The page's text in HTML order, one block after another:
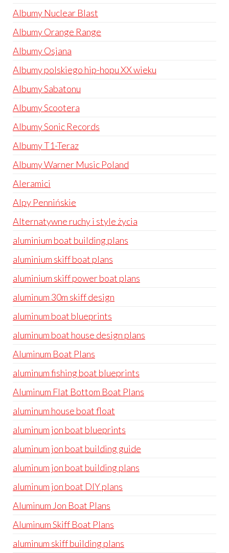
Albumy Nuclear Blast
Albumy Orange Range
Albumy Osjana
Albumy polskiego hip-hopu XX wieku
Albumy Sabatonu
Albumy Scootera
Albumy Sonic Records
Albumy T1-Teraz
Albumy Warner Music Poland
Aleramici
Alpy Pennińskie
Alternatywne ruchy i style życia
aluminium boat building plans
aluminium skiff boat plans
aluminium skiff power boat plans
aluminum 30m skiff design
aluminum boat blueprints
aluminum boat house design plans
Aluminum Boat Plans
aluminum fishing boat blueprints
Aluminum Flat Bottom Boat Plans
aluminum house boat float
aluminum jon boat blueprints
aluminum jon boat building guide
aluminum jon boat building plans
aluminum jon boat DIY plans
Aluminum Jon Boat Plans
Aluminum Skiff Boat Plans
aluminum skiff building plans